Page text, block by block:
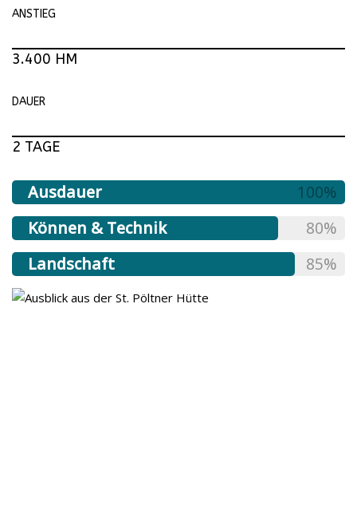
ANSTIEG
3.400 HM
DAUER
2 TAGE
Ausdauer
100%
Können & Technik
80%
Landschaft
85%